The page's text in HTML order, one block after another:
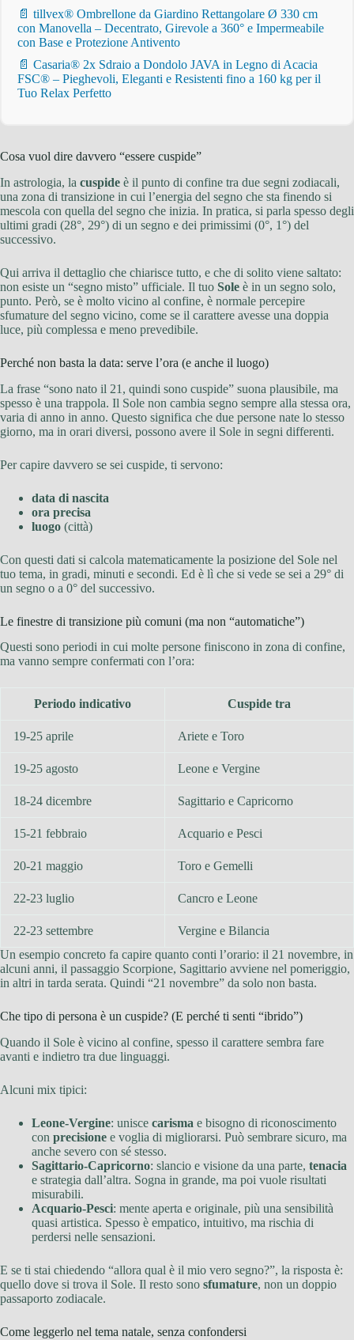
📄 tillvex® Ombrellone da Giardino Rettangolare Ø 330 cm
con Manovella – Decentrato, Girevole a 360° e Impermeabile
con Base e Protezione Antivento
📄 Casaria® 2x Sdraio a Dondolo JAVA in Legno di Acacia
FSC® – Pieghevoli, Eleganti e Resistenti fino a 160 kg per il
Tuo Relax Perfetto
Cosa vuol dire davvero “essere cuspide”
In astrologia, la cuspide è il punto di confine tra due segni zodiacali,
una zona di transizione in cui l’energia del segno che sta finendo si
mescola con quella del segno che inizia. In pratica, si parla spesso degli
ultimi gradi (28°, 29°) di un segno e dei primissimi (0°, 1°) del
successivo.
Qui arriva il dettaglio che chiarisce tutto, e che di solito viene saltato:
non esiste un “segno misto” ufficiale. Il tuo Sole è in un segno solo,
punto. Però, se è molto vicino al confine, è normale percepire
sfumature del segno vicino, come se il carattere avesse una doppia
luce, più complessa e meno prevedibile.
Perché non basta la data: serve l’ora (e anche il luogo)
La frase “sono nato il 21, quindi sono cuspide” suona plausibile, ma
spesso è una trappola. Il Sole non cambia segno sempre alla stessa ora,
varia di anno in anno. Questo significa che due persone nate lo stesso
giorno, ma in orari diversi, possono avere il Sole in segni differenti.
Per capire davvero se sei cuspide, ti servono:
data di nascita
ora precisa
luogo (città)
Con questi dati si calcola matematicamente la posizione del Sole nel
tuo tema, in gradi, minuti e secondi. Ed è lì che si vede se sei a 29° di
un segno o a 0° del successivo.
Le finestre di transizione più comuni (ma non “automatiche”)
Questi sono periodi in cui molte persone finiscono in zona di confine,
ma vanno sempre confermati con l’ora:
Periodo indicativo Cuspide tra
19-25 aprile Ariete e Toro
19-25 agosto Leone e Vergine
18-24 dicembre Sagittario e Capricorno
15-21 febbraio Acquario e Pesci
20-21 maggio Toro e Gemelli
22-23 luglio Cancro e Leone
22-23 settembre
Vergine e Bilancia
Un esempio concreto fa capire quanto conti l’orario: il 21 novembre, in
alcuni anni, il passaggio Scorpione, Sagittario avviene nel pomeriggio,
in altri in tarda serata. Quindi “21 novembre” da solo non basta.
Che tipo di persona è un cuspide? (E perché ti senti “ibrido”)
Quando il Sole è vicino al confine, spesso il carattere sembra fare
avanti e indietro tra due linguaggi.
Alcuni mix tipici:
Leone-Vergine: unisce carisma e bisogno di riconoscimento
con precisione e voglia di migliorarsi. Può sembrare sicuro, ma
anche severo con sé stesso.
Sagittario-Capricorno: slancio e visione da una parte, tenacia
e strategia dall’altra. Sogna in grande, ma poi vuole risultati
misurabili.
Acquario-Pesci: mente aperta e originale, più una sensibilità
quasi artistica. Spesso è empatico, intuitivo, ma rischia di
perdersi nelle sensazioni.
E se ti stai chiedendo “allora qual è il mio vero segno?”, la risposta è:
quello dove si trova il Sole. Il resto sono sfumature, non un doppio
passaporto zodiacale.
Come leggerlo nel tema natale, senza confondersi